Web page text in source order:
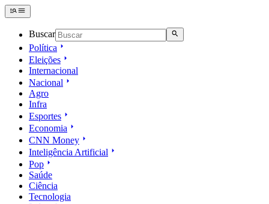
Buscar
Política
Eleições
Internacional
Nacional
Agro
Infra
Esportes
Economia
CNN Money
Inteligência Artificial
Pop
Saúde
Ciência
Tecnologia